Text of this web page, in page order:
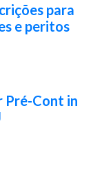
para
e peritos
Pré-Cont in